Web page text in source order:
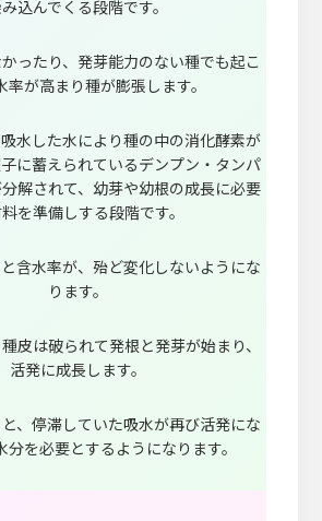
込んでくる段階です。
ったり、発芽能力のない種でも起こ
率が高まり種が膨張します。
吸水した水により種の中の消化酵素が
に蓄えられているデンプン・タンパ
解されて、幼芽や幼根の成長に必要
を準備しする段階です。
含水率が、殆ど変化しないようにな
ります。
皮は破られて発根と発芽が始まり、
活発に成長します。
、停滞していた吸水が再び活発にな
分を必要とするようになります。